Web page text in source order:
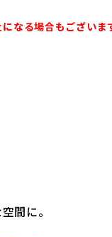
なる場合もござい
間に。